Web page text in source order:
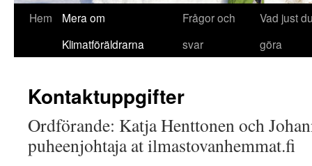
Hem
Mera om
Klimatföräldrarna
Frågor och
svar
Vad just
göra
Kontaktuppgifter
Ordförande: Katja Henttonen och
puheenjohtaja at ilmastovanhemmat.fi